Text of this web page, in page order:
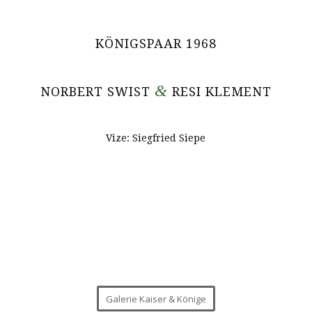
KÖNIGSPAAR 1968
NORBERT SWIST & RESI KLEMENT
Vize: Siegfried Siepe
Galerie Kaiser & Könige